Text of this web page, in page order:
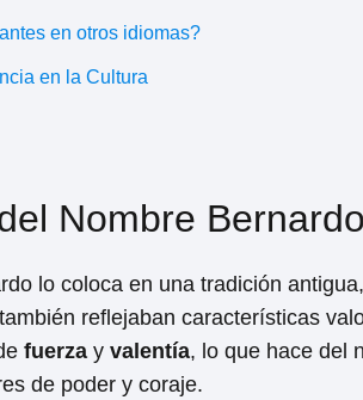
en otros idiomas?
en la Cultura
Nombre Bernardo
lo coloca en una tradición
reflejaban características
fuerza y valentía, lo que hace del
de poder y coraje.